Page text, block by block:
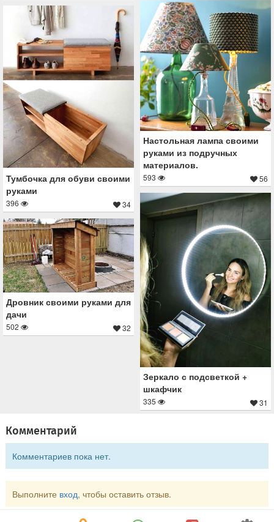
Настольная лампа своими
руками из подручных
материалов.
593 56
Тумбочка для обуви своими
руками
396 34
Зеркало с подсветкой +
шкафчик
335 31
Дровник своими руками для
дачи
502 32
Комментарий
Комментариев пока нет.
Выполните вход, чтобы оставить отзыв.